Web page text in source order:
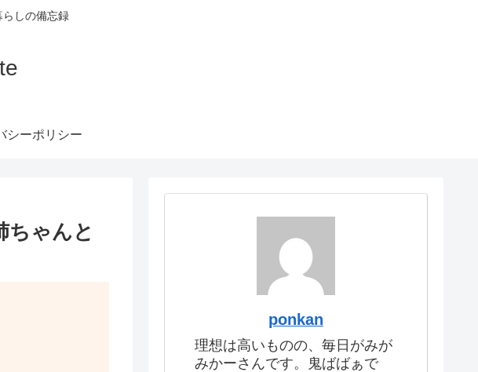
しの備忘録
シーポリシー
ゃんと
ponkan
理想は高いものの、毎日がみが
みかーさんです。鬼ばばぁで